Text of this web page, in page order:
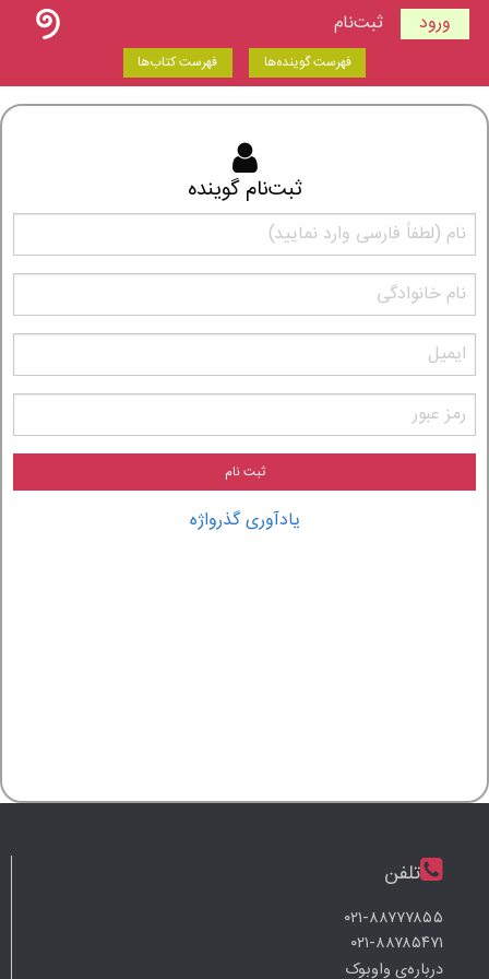
ورود ثبت‌نام
فهرست گوینده‌ها فهرست کتاب‌ها
ثبت‌نام گوینده
ثبت نام
یادآوری گذرواژه
تلفن
۰۲۱-۸۸۷۷۷۸۵۵
۰۲۱-۸۸۷۸۵۴۷۱
درباره‌ی واوبوک